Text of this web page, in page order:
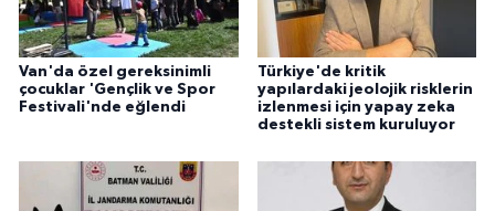
Van'da özel gereksinimli
çocuklar 'Gençlik ve Spor
Festivali'nde eğlendi
Türkiye'de kritik
yapılardaki jeolojik risklerin
izlenmesi için yapay zeka
destekli sistem kuruluyor